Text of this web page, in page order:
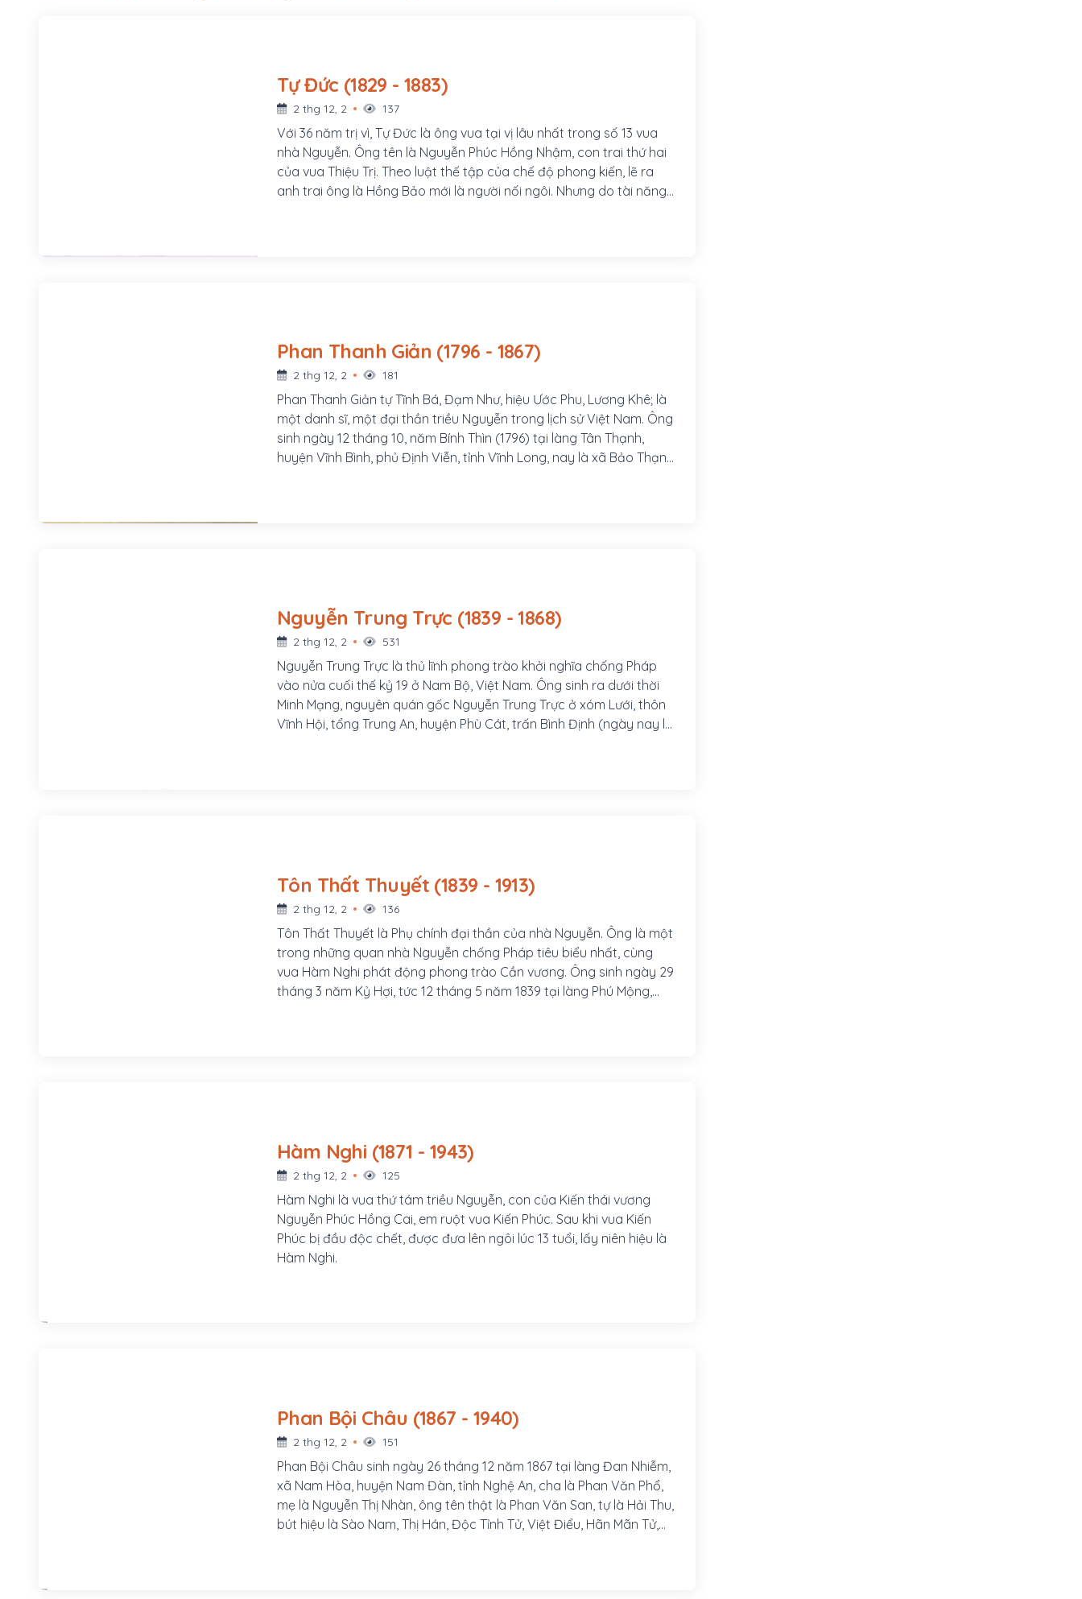
Tự Đức (1829 - 1883)
2 thg 12, 2 137
Với 36 năm trị vì, Tự Đức là ông vua tại vị lâu nhất trong số 13 vua
nhà Nguyễn. Ông tên là Nguyễn Phúc Hồng Nhậm, con trai thứ hai
của vua Thiệu Trị. Theo luật thế tập của chế độ phong kiến, lẽ ra
anh trai ông là Hồng Bảo mới là người nối ngôi. Nhưng do tài năng
Phan Thanh Giản (1796 - 1867)
2 thg 12, 2 181
Phan Thanh Giản tự Tĩnh Bá, Đạm Như, hiệu Ước Phu, Lương Khê; là
một danh sĩ, một đại thần triều Nguyễn trong lịch sử Việt Nam. Ông
sinh ngày 12 tháng 10, năm Bính Thìn (1796) tại làng Tân Thạnh,
huyện Vĩnh Bình, phủ Định Viễn, tỉnh Vĩnh Long, nay là xã Bảo Thạnh,
Nguyễn Trung Trực (1839 - 1868)
2 thg 12, 2 531
Nguyễn Trung Trực là thủ lĩnh phong trào khởi nghĩa chống Pháp
vào nửa cuối thế kỷ 19 ở Nam Bộ, Việt Nam. Ông sinh ra dưới thời
Minh Mạng, nguyên quán gốc Nguyễn Trung Trực ở xóm Lưới, thôn
Vĩnh Hội, tổng Trung An, huyện Phù Cát, trấn Bình Định (ngày nay là
Tôn Thất Thuyết (1839 - 1913)
2 thg 12, 2 136
Tôn Thất Thuyết là Phụ chính đại thần của nhà Nguyễn. Ông là một
trong những quan nhà Nguyễn chống Pháp tiêu biểu nhất, cùng
vua Hàm Nghi phát động phong trào Cần vương. Ông sinh ngày 29
tháng 3 năm Kỷ Hợi, tức 12 tháng 5 năm 1839 tại làng Phú Mộng,
Hàm Nghi (1871 - 1943)
2 thg 12, 2 125
Hàm Nghi là vua thứ tám triều Nguyễn, con của Kiến thái vương
Nguyễn Phúc Hồng Cai, em ruột vua Kiến Phúc. Sau khi vua Kiến
Phúc bị đầu độc chết, được đưa lên ngôi lúc 13 tuổi, lấy niên hiệu là
Hàm Nghi.
Phan Bội Châu (1867 - 1940)
2 thg 12, 2 151
Phan Bội Châu sinh ngày 26 tháng 12 năm 1867 tại làng Đan Nhiễm,
xã Nam Hòa, huyện Nam Đàn, tỉnh Nghệ An, cha là Phan Văn Phổ,
mẹ là Nguyễn Thị Nhàn, ông tên thật là Phan Văn San, tự là Hải Thu,
bút hiệu là Sào Nam, Thị Hán, Độc Tỉnh Tử, Việt Điểu, Hãn Mãn Tử,